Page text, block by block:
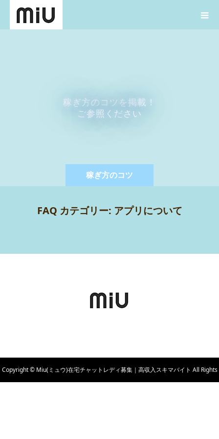
稼ぎ方のコツ
稼 ぎ方の コ ツ を掲載 ！
ご参照 く ださ い
FAQ カテゴリー: アプリについて
Copyright © Miu(ミュウ)在宅チャットレディ募集｜高収入スキマバイト All Rights